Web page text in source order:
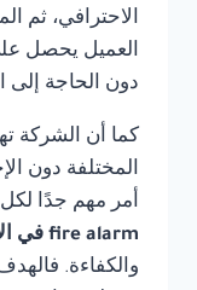
الاحترافي، ثم
العميل يحصل
دون الحاجة إلى
كما أن الشركة
المختلفة دون
أمر مهم جدًا
fire alarm في الاسكندرية
والكفاءة.